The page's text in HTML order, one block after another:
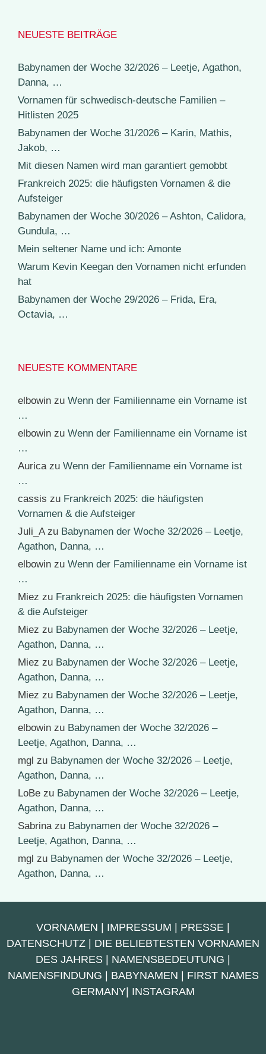
NEUESTE BEITRÄGE
Babynamen der Woche 32/2026 – Leetje, Agathon,
Danna, …
Vornamen für schwedisch-deutsche Familien –
Hitlisten 2025
Babynamen der Woche 31/2026 – Karin, Mathis,
Jakob, …
Mit diesen Namen wird man garantiert gemobbt
Frankreich 2025: die häufigsten Vornamen & die
Aufsteiger
Babynamen der Woche 30/2026 – Ashton, Calidora,
Gundula, …
Mein seltener Name und ich: Amonte
Warum Kevin Keegan den Vornamen nicht erfunden
hat
Babynamen der Woche 29/2026 – Frida, Era,
Octavia, …
NEUESTE KOMMENTARE
elbowin zu Wenn der Familienname ein Vorname ist
…
elbowin zu Wenn der Familienname ein Vorname ist
…
Aurica zu Wenn der Familienname ein Vorname ist
…
cassis zu Frankreich 2025: die häufigsten
Vornamen & die Aufsteiger
Juli_Azu Babynamen der Woche 32/2026 – Leetje,
Agathon, Danna, …
elbowin zu Wenn der Familienname ein Vorname ist
…
Miez zu Frankreich 2025: die häufigsten Vornamen
& die Aufsteiger
Miez zu Babynamen der Woche 32/2026 – Leetje,
Agathon, Danna, …
Miez zu Babynamen der Woche 32/2026 – Leetje,
Agathon, Danna, …
Miez zu Babynamen der Woche 32/2026 – Leetje,
Agathon, Danna, …
elbowin zu Babynamen der Woche 32/2026 –
Leetje, Agathon, Danna, …
mgl zu Babynamen der Woche 32/2026 – Leetje,
Agathon, Danna, …
LoBe zu Babynamen der Woche 32/2026 – Leetje,
Agathon, Danna, …
Sabrina zu Babynamen der Woche 32/2026 –
Leetje, Agathon, Danna, …
mgl zu Babynamen der Woche 32/2026 – Leetje,
Agathon, Danna, …
VORNAMEN | IMPRESSUM | PRESSE |
DATENSCHUTZ | DIE BELIEBTESTEN VORNAMEN
DES JAHRES | NAMENSBEDEUTUNG |
NAMENSFINDUNG | BABYNAMEN | FIRST NAMES
GERMANY| INSTAGRAM